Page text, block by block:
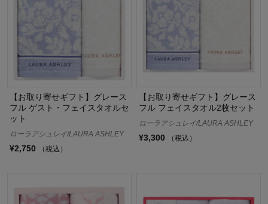
【お取り寄せギフト】グレース
フル ゲスト・フェイスタオルセ
ット
ローラアシュレイ/LAURA ASHLEY
¥2,750 （税込）
【お取り寄せギフト】グレース
フル フェイスタオル2枚セット
ローラアシュレイ/LAURA ASHLEY
¥3,300 （税込）